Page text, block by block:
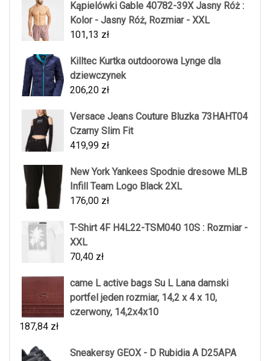
Kąpielówki Gable 40782-39X Jasny Róż :
Kolor - Jasny Róż, Rozmiar - XXL
101,13 zł
Killtec Kurtka outdoorowa Lynge dla
dziewczynek
206,20 zł
Versace Jeans Couture Bluzka 73HAHT04
Czarny Slim Fit
419,99 zł
New York Yankees Spodnie dresowe MLB
Infill Team Logo Black 2XL
176,00 zł
T-Shirt 4F H4L22-TSM040 10S : Rozmiar -
XXL
70,40 zł
came L active bags Su L Lana damski
portfel jeden rozmiar, 14,2 x 4 x 10,
czerwony, 14,2x4x10
187,84 zł
Sneakersy GEOX - D Rubidia A D25APA